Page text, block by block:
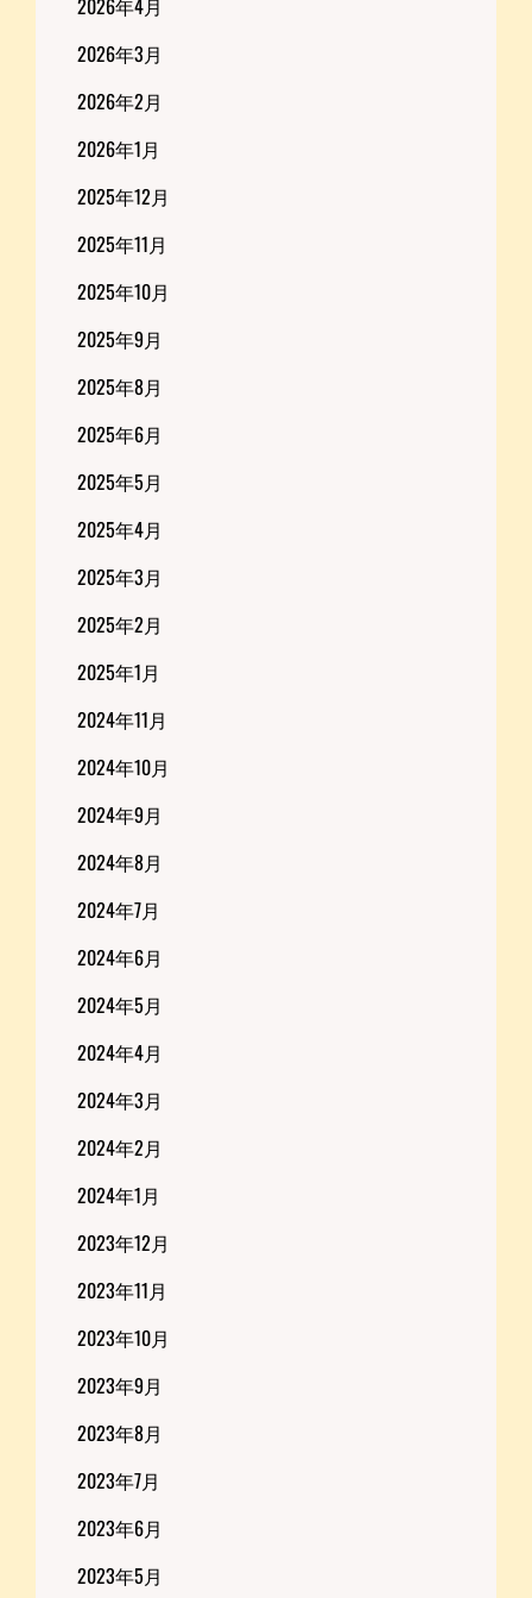
2026年4月
2026年3月
2026年2月
2026年1月
2025年12月
2025年11月
2025年10月
2025年9月
2025年8月
2025年6月
2025年5月
2025年4月
2025年3月
2025年2月
2025年1月
2024年11月
2024年10月
2024年9月
2024年8月
2024年7月
2024年6月
2024年5月
2024年4月
2024年3月
2024年2月
2024年1月
2023年12月
2023年11月
2023年10月
2023年9月
2023年8月
2023年7月
2023年6月
2023年5月